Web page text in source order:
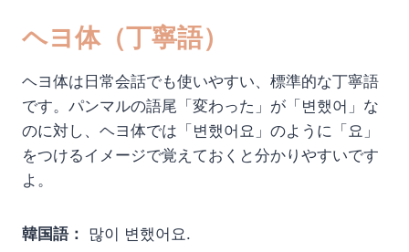
ヘヨ体（丁寧語）
ヘヨ体は日常会話でも使いやすい、標準的な丁寧語
です。パンマルの語尾「変わった」が「변했어」な
のに対し、ヘヨ体では「변했어요」のように「요」
をつけるイメージで覚えておくと分かりやすいです
よ。
韓国語： 많이 변했어요.